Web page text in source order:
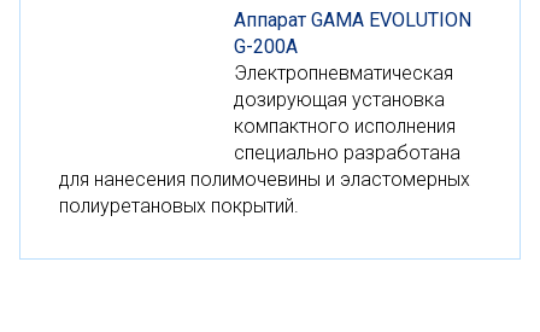
Аппарат GAMA EVOLUTION
G-200A
Электропневматическая
дозирующая установка
компактного исполнения
специально разработана
для нанесения полимочевины и эластомерных
полиуретановых покрытий.